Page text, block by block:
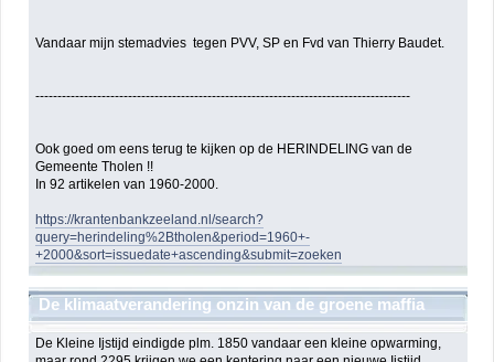
Vandaar mijn stemadvies tegen PVV, SP en Fvd van Thierry Baudet.
-------------------------------------------------------------------------------------
Ook goed om eens terug te kijken op de HERINDELING van de
Gemeente Tholen !!
In 92 artikelen van 1960-2000.
https://krantenbankzeeland.nl/search?
query=herindeling%2Btholen&period=1960+-
+2000&sort=issuedate+ascending&submit=zoeken
De klimaatverandering onzin van de groene maffia
(NGO) en geldbeluste politici
De Kleine Ijstijd eindigde plm. 1850 vandaar een kleine opwarming,